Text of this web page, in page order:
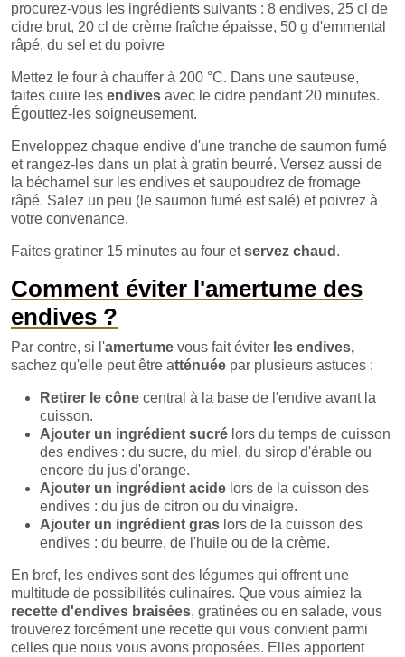
procurez-vous les ingrédients suivants : 8 endives, 25 cl de
cidre brut, 20 cl de crème fraîche épaisse, 50 g d'emmental
râpé, du sel et du poivre
Mettez le four à chauffer à 200 °C. Dans une sauteuse,
faites cuire les endives avec le cidre pendant 20 minutes.
Égouttez-les soigneusement.
Enveloppez chaque endive d'une tranche de saumon fumé
et rangez-les dans un plat à gratin beurré. Versez aussi de
la béchamel sur les endives et saupoudrez de fromage
râpé. Salez un peu (le saumon fumé est salé) et poivrez à
votre convenance.
Faites gratiner 15 minutes au four etservez chaud .
Comment éviter l'amertume des
endives ?
Par contre, si l'amertume vous fait éviter les endives,
sachez qu'elle peut être atténuée par plusieurs astuces :
Retirer le cône central à la base de l'endive avant la
cuisson.
Ajouter un ingrédient sucré lors du temps de cuisson
des endives : du sucre, du miel, du sirop d'érable ou
encore du jus d'orange.
Ajouter un ingrédient acide lors de la cuisson des
endives : du jus de citron ou du vinaigre.
Ajouter un ingrédient gras lors de la cuisson des
endives : du beurre, de l'huile ou de la crème.
En bref, les endives sont des légumes qui offrent une
multitude de possibilités culinaires. Que vous aimiez la
recette d'endives braisées, gratinées ou en salade, vous
trouverez forcément une recette qui vous convient parmi
celles que nous vous avons proposées. Elles apportent